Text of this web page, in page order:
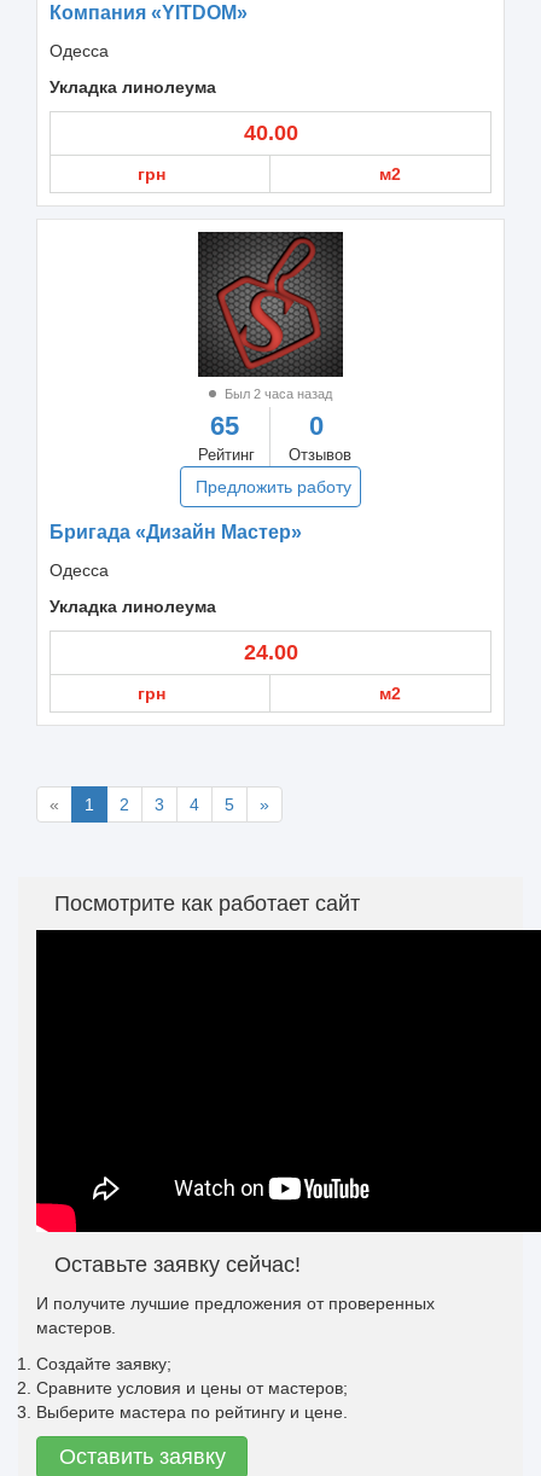
Компания «YITDOM»
Одесса
Укладка линолеума
40.00
грн м2
Был 2 часа назад
65
Рейтинг
0
Отзывов
Предложить работу
Бригада «Дизайн Мастер»
Одесса
Укладка линолеума
24.00
грн м2
« 1 2 3 4 5 »
Посмотрите как работает сайт
Оставьте заявку сейчас!
И получите лучшие предложения от проверенных
мастеров.
Создайте заявку;
Сравните условия и цены от мастеров;
Выберите мастера по рейтингу и цене.
Оставить заявку